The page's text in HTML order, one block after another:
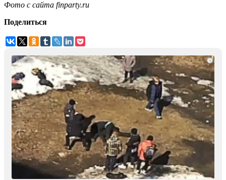
Фото с сайта finparty.ru
Поделиться
i